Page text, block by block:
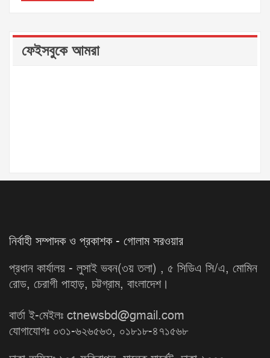
ফেইসবুকে আমরা
নির্বাহী সম্পাদক ও প্রকাশক - গোলাম সরওয়ার
প্রধান কার্যালয় - লুসাই ভবন(৩য় তলা) , ৫ সিডিএ সি/এ, মোমিন
রোড, চেরাগী পাহাড়, চট্টগ্রাম, বাংলাদেশ।
বার্তা ই-মেইলঃ ctnewsbd@gmail.com
যোগাযোগঃ ০৩১-৬২৬৫৬৩, ০১৮১৮-৪৭১৫৬৮